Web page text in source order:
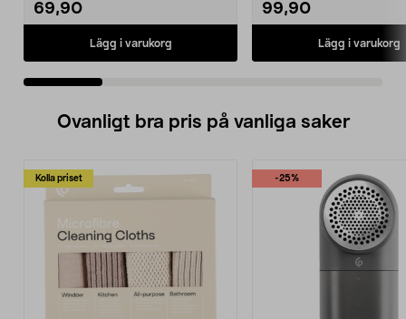
69,90
Lägg i varukorg
99,90
Lägg i varukorg
Ovanligt bra pris på vanliga saker
Kolla priset -25%